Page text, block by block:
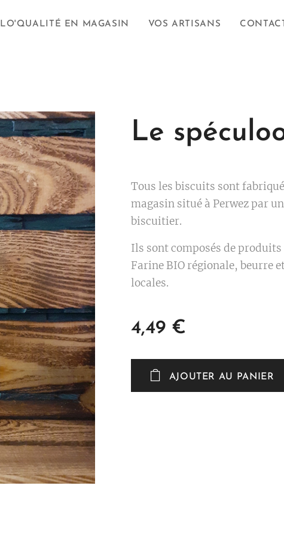
LO'QUALITÉ EN MAGASIN VOS ARTISANS
Le
Tous les biscuits sont
magasin situé à Perwez par
biscuitier.
Ils sont composés de produits
Farine BIO régionale, beurre
locales.
4,49 €
AJOUTER AU PANIER